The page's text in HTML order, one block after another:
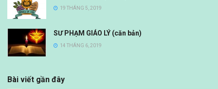
19 THÁNG 5, 2019
SƯ PHẠM GIÁO LÝ (căn bản)
14 THÁNG 6, 2019
Bài viết gần đây